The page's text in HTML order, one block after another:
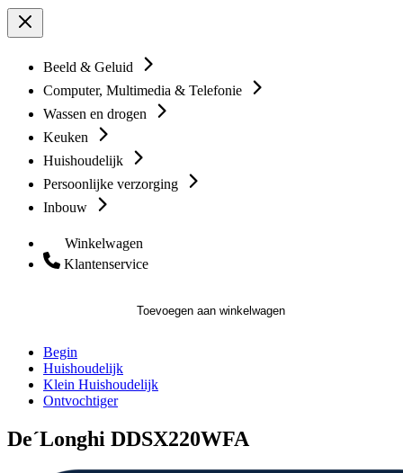
Beeld & Geluid
Computer, Multimedia & Telefonie
Wassen en drogen
Keuken
Huishoudelijk
Persoonlijke verzorging
Inbouw
Winkelwagen
Klantenservice
Toevoegen aan winkelwagen
Begin
Huishoudelijk
Klein Huishoudelijk
Ontvochtiger
De´Longhi DDSX220WFA